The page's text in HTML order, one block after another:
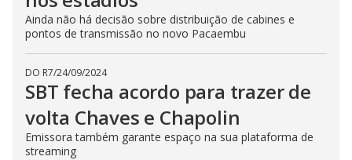
Ainda não há decisão sobre distribuição de cabines e
pontos de transmissão no novo Pacaembu
DO R7/24/09/2024
SBT fecha acordo para trazer de
volta Chaves e Chapolin
Emissora também garante espaço na sua plataforma de
streaming